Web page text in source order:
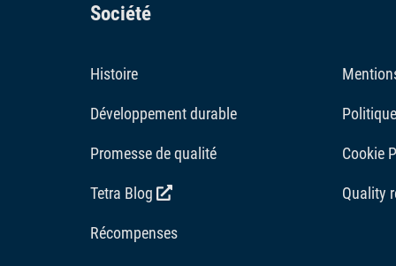
Société
Histoire
Développement durable
Promesse de qualité Cookie
Tetra Blog Quality
Récompenses